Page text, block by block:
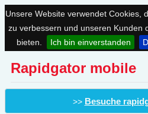
Unsere Website verwendet Cookies,
zu verbessern und unseren Kunden
bieten.
Ich bin einverstanden
Rapidgator mobile
>> Besuche